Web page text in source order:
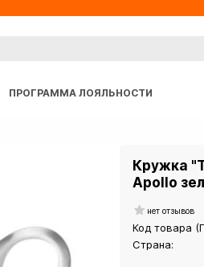
ПРОГРАММА ЛОЯЛЬНОСТИ
Кружка
Apollo
нет отзывов
Код товара
Страна: